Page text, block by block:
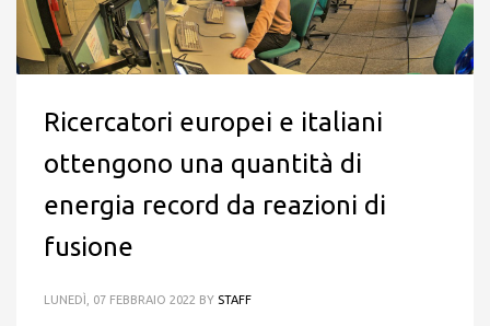
Ricercatori europei e italiani
ottengono una quantità di
energia record da reazioni di
fusione
LUNEDÌ, 07 FEBBRAIO 2022 BY STAFF